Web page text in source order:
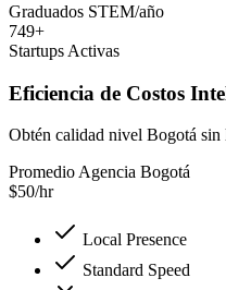
Graduados STEM/año
749+
Startups Activas
Eficiencia de Costos
Obtén calidad nivel Bogotá sin
Promedio Agencia Bogotá
$50/hr
Local Presence
Standard Speed